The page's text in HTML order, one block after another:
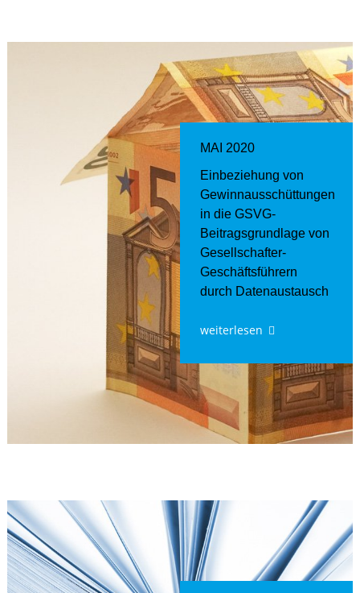
MAI 2020
Einbeziehung von
Gewinnausschüttungen
in die GSVG-
Beitragsgrundlage von
Gesellschafter-
Geschäftsführern
durch Datenaustausch
weiterlesen